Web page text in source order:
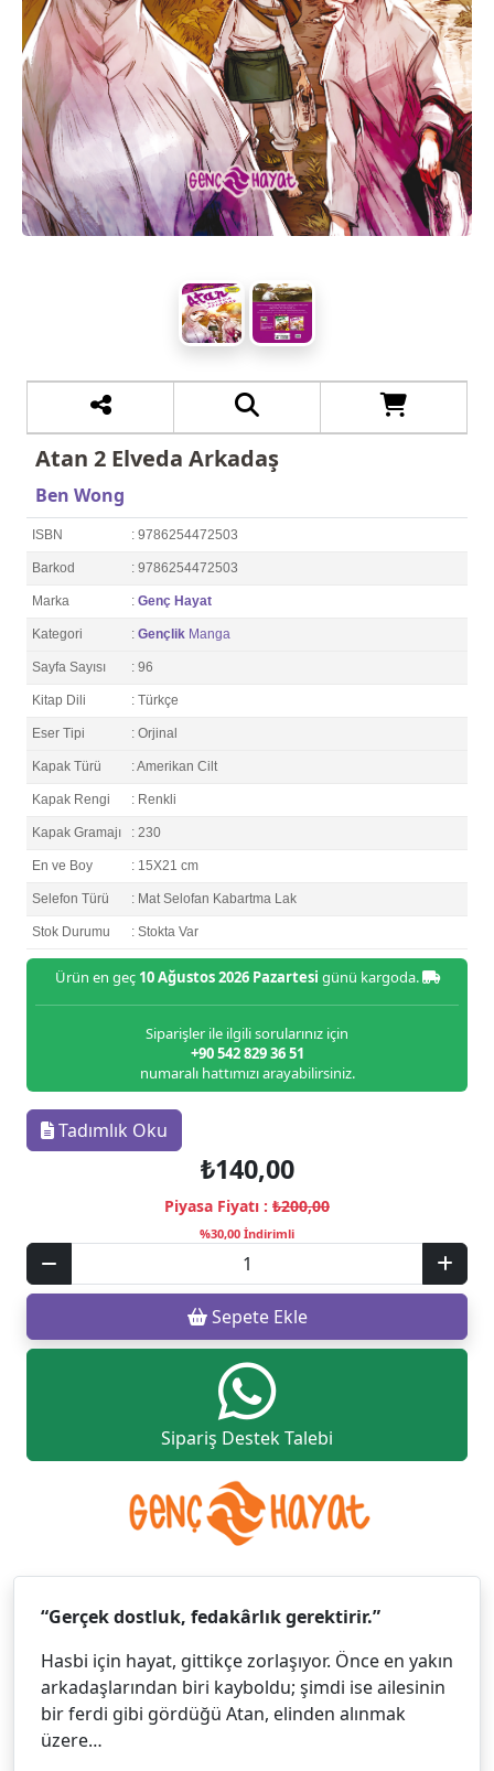
Atan 2 Elveda Arkadaş
Ben Wong
ISBN : 9786254472503
Barkod : 9786254472503
Marka : Genç Hayat
Kategori : Gençlik Manga
Sayfa Sayısı : 96
Kitap Dili : Türkçe
Eser Tipi : Orjinal
Kapak Türü : Amerikan Cilt
Kapak Rengi : Renkli
Kapak Gramajı : 230
En ve Boy : 15X21 cm
Selefon Türü : Mat Selofan Kabartma Lak
Stok Durumu : Stokta Var
Ürün en geç 10 Ağustos 2026 Pazartesi günü kargoda.
Siparişler ile ilgili sorularınız için
+90 542 829 36 51
numaralı hattımızı arayabilirsiniz.
Tadımlık Oku
₺140,00
Piyasa Fiyatı : ₺200,00
%30,00 İndirimli
Sepete Ekle
Sipariş Destek Talebi
“Gerçek dostluk, fedakârlık gerektirir.”
Hasbi için hayat, gittikçe zorlaşıyor. Önce en yakın
arkadaşlarından biri kayboldu; şimdi ise ailesinin
bir ferdi gibi gördüğü Atan, elinden alınmak
üzere…